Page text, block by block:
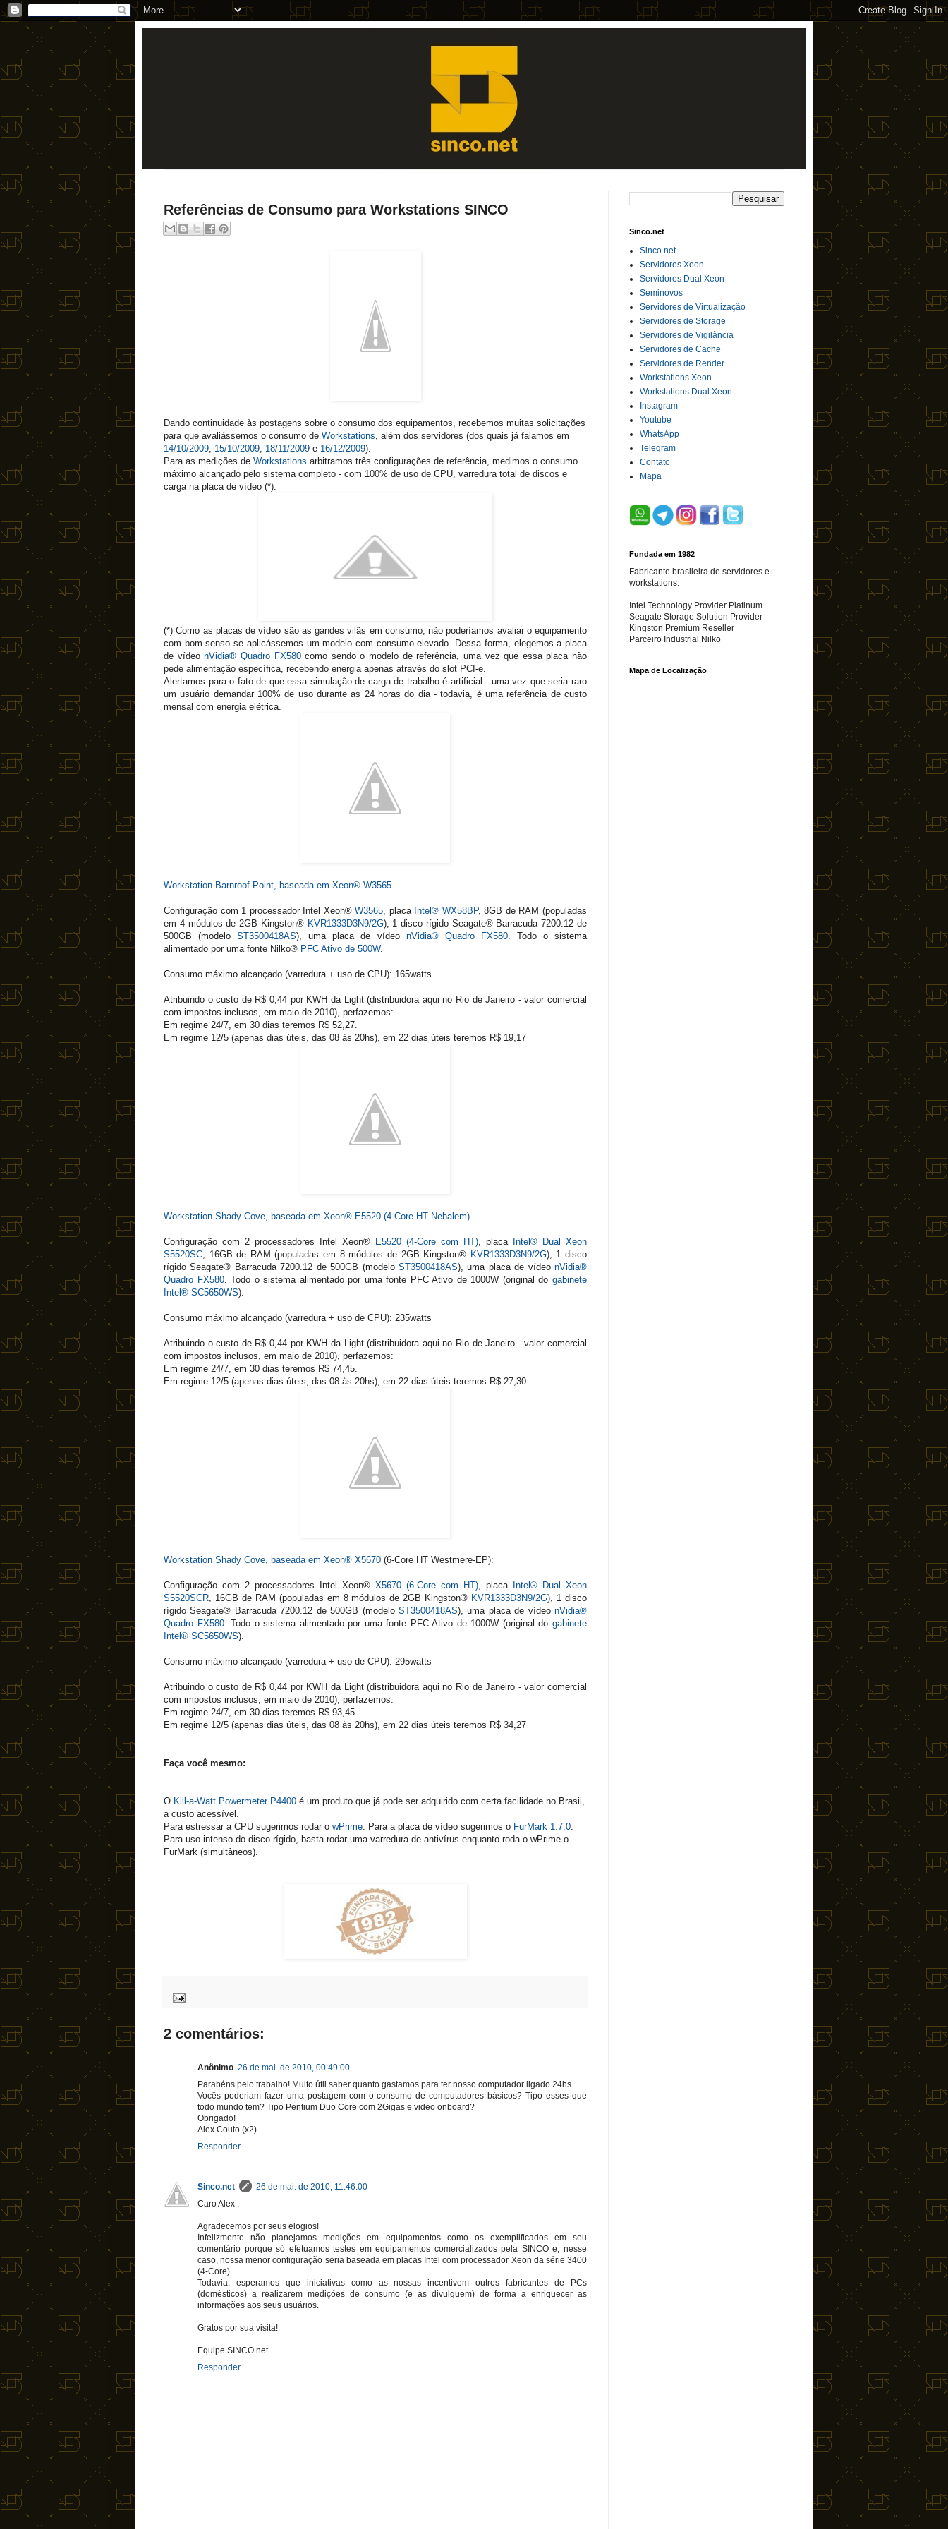
Referências de Consumo para Workstations SINCO
Dando continuidade às postagens sobre o consumo dos equipamentos, recebemos muitas solicitações
para que avaliássemos o consumo de Workstations , além dos servidores (dos quais já falamos em
14/10/2009 15/10/2009 18/11/2009 e 16/12/2009).
Para as medições de Workstations arbitramos três configurações de referência, medimos o consumo
máximo alcançado pelo sistema completo - com 100% de uso de CPU, varredura total de discos e
carga na placa de vídeo (*).
(*) Como as placas de vídeo são as gandes vilãs em consumo, não poderíamos avaliar o equipamento
com bom senso se aplicássemos um modelo com consumo elevado. Dessa forma, elegemos a placa
de vídeonVidia® Quadro FX580como sendo o modelo de referência, uma vez que essa placa não
pede alimentação específica, recebendo energia apenas através do slot PCI-e.
Alertamos para o fato de que essa simulação de carga de trabalho é artificial - uma vez que seria raro
um usuário demandar 100% de uso durante as 24 horas do dia - todavia, é uma referência de custo
mensal com energia elétrica.
Workstation Barnroof Point, baseada em Xeon® W3565
Configuração com 1 processador Intel Xeon®W3565 , placa Intel® WX58BP, 8GB de RAM (populadas
em 4 módulos de 2GB Kingston® KVR1333D3N9/2G), 1 disco rígido Seagate® Barracuda 7200.12 de
500GB (modeloST3500418AS), uma placa de vídeo nVidia® Quadro FX580. Todo o sistema
alimentado por uma fonte Nilko® PFC Ativo de 500W.
Consumo máximo alcançado (varredura + uso de CPU): 165watts
Atribuindo o custo de R$ 0,44 por KWH da Light (distribuidora aqui no Rio de Janeiro - valor comercial
com impostos inclusos, em maio de 2010), perfazemos:
Em regime 24/7, em 30 dias teremos R$ 52,27.
Em regime 12/5 (apenas dias úteis, das 08 às 20hs), em 22 dias úteis teremos R$ 19,17
Workstation Shady Cove, baseada em Xeon® E5520 (4-Core HT Nehalem)
Configuração com 2 processadores Intel Xeon® E5520 (4-Core com HT) , placa Intel® Dual Xeon
S5520SC , 16GB de RAM (populadas em 8 módulos de 2GB Kingston® KVR1333D3N9/2G), 1 disco
rígido Seagate® Barracuda 7200.12 de 500GB (modelo ST3500418AS), uma placa de vídeonVidia®
Quadro FX580. Todo o sistema alimentado por uma fonte PFC Ativo de 1000W (original dogabinete
Intel® SC5650WS).
Consumo máximo alcançado (varredura + uso de CPU): 235watts
Atribuindo o custo de R$ 0,44 por KWH da Light (distribuidora aqui no Rio de Janeiro - valor comercial
com impostos inclusos, em maio de 2010), perfazemos:
Em regime 24/7, em 30 dias teremos R$ 74,45.
Em regime 12/5 (apenas dias úteis, das 08 às 20hs), em 22 dias úteis teremos R$ 27,30
Workstation Shady Cove, baseada em Xeon® X5670 (6-Core HT Westmere-EP):
Configuração com 2 processadores Intel Xeon® X5670 (6-Core com HT) , placa Intel® Dual Xeon
S5520SCR , 16GB de RAM (populadas em 8 módulos de 2GB Kingston® KVR1333D3N9/2G), 1 disco
rígido Seagate® Barracuda 7200.12 de 500GB (modelo ST3500418AS), uma placa de vídeonVidia®
Quadro FX580. Todo o sistema alimentado por uma fonte PFC Ativo de 1000W (original dogabinete
Intel® SC5650WS).
Consumo máximo alcançado (varredura + uso de CPU): 295watts
Atribuindo o custo de R$ 0,44 por KWH da Light (distribuidora aqui no Rio de Janeiro - valor comercial
com impostos inclusos, em maio de 2010), perfazemos:
Em regime 24/7, em 30 dias teremos R$ 93,45.
Em regime 12/5 (apenas dias úteis, das 08 às 20hs), em 22 dias úteis teremos R$ 34,27
Faça você mesmo:
O Kill-a-Watt Powermeter P4400 é um produto que já pode ser adquirido com certa facilidade no Brasil,
a custo acessível.
Para estressar a CPU sugerimos rodar o wPrime . Para a placa de vídeo sugerimos o FurMark 1.7.0
Para uso intenso do disco rígido, basta rodar uma varredura de antivírus enquanto roda o wPrime o
FurMark (simultâneos).
2 comentários:
Anônimo 26 de mai. de 2010, 00:49:00
Parabéns pelo trabalho! Muito útil saber quanto gastamos para ter nosso computador ligado 24hs.
Vocês poderiam fazer uma postagem com o consumo de computadores básicos? Tipo esses que
todo mundo tem? Tipo Pentium Duo Core com 2Gigas e video onboard?
Obrigado!
Alex Couto (x2)
Responder
Sinco.net
26 de mai. de 2010, 11:46:00
Caro Alex ;
Agradecemos por seus elogios!
Infelizmente não planejamos medições em equipamentos como os exemplificados em seu
comentário porque só efetuamos testes em equipamentos comercializados pela SINCO e, nesse
caso, nossa menor configuração seria baseada em placas Intel com processador Xeon da série 3400
(4-Core).
Todavia, esperamos que iniciativas como as nossas incentivem outros fabricantes de PCs
(domésticos) a realizarem medições de consumo (e as divulguem) de forma a enriquecer as
informações aos seus usuários.
Gratos por sua visita!
Equipe SINCO.net
Responder
Sinco.net
Sinco.net
Servidores Xeon
Servidores Dual Xeon
Seminovos
Servidores de Virtualização
Servidores de Storage
Servidores de Vigilância
Servidores de Cache
Servidores de Render
Workstations Xeon
Workstations Dual Xeon
Instagram
Youtube
WhatsApp
Telegram
Contato
Mapa
Fundada em 1982
Fabricante brasileira de servidores e
workstations.
Intel Technology Provider Platinum
Seagate Storage Solution Provider
Kingston Premium Reseller
Parceiro Industrial Nilko
Mapa de Localização